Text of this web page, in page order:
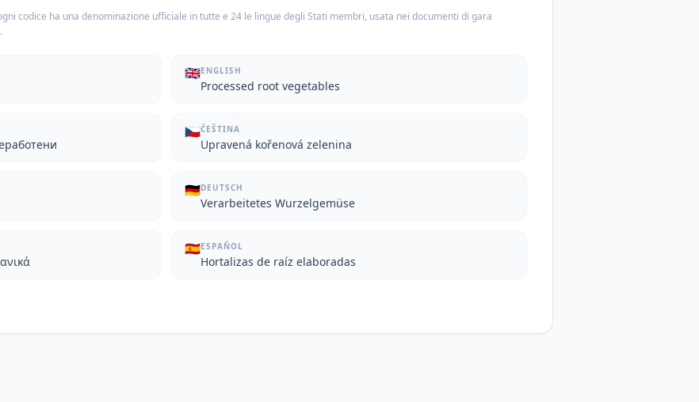
codice ha una denominazione ufficiale in tutte e 24 le lingue degli Stati membri, usata nei documenti di gara
🇬🇧ENGLISH
Processed root vegetables
🇨🇿ČEŠTINA
Upravená kořenová zelenina
🇩🇪DEUTSCH
Verarbeitetes Wurzelgemüse
🇪🇸ESPAÑOL
Hortalizas de raíz elaboradas